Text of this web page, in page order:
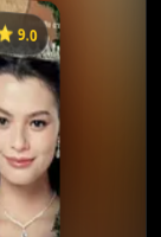
⭐️ 9.0